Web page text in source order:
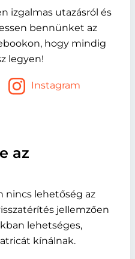
izgalmas utazásról és
bennünket az
hogy mindig
legyen!
Instagram
az
nincs lehetőség az
jellemzően
lehetséges,
kínálnak.